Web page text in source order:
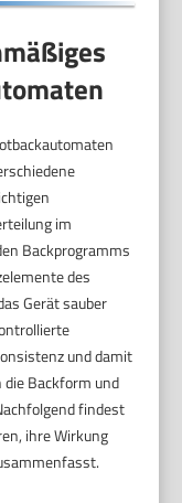
im
Backprogramms
des
Gerät sauber
und damit
Backform und
findest
ihre Wirkung